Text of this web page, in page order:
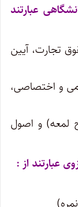
عبارتند
تجارت، آیین
و اختصاصی،
لمعه) و اصول
عبارتند از :